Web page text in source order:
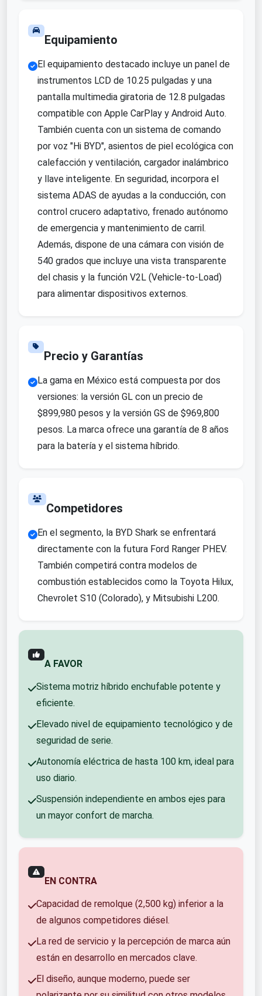
Equipamiento
El equipamiento destacado incluye un panel de
instrumentos LCD de 10.25 pulgadas y una
pantalla multimedia giratoria de 12.8 pulgadas
compatible con Apple CarPlay y Android Auto.
También cuenta con un sistema de comando
por voz "Hi BYD", asientos de piel ecológica con
calefacción y ventilación, cargador inalámbrico
y llave inteligente. En seguridad, incorpora el
sistema ADAS de ayudas a la conducción, con
control crucero adaptativo, frenado autónomo
de emergencia y mantenimiento de carril.
Además, dispone de una cámara con visión de
540 grados que incluye una vista transparente
del chasis y la función V2L (Vehicle-to-Load)
para alimentar dispositivos externos.
Precio y Garantías
La gama en México está compuesta por dos
versiones: la versión GL con un precio de
$899,980 pesos y la versión GS de $969,800
pesos. La marca ofrece una garantía de 8 años
para la batería y el sistema híbrido.
Competidores
En el segmento, la BYD Shark se enfrentará
directamente con la futura Ford Ranger PHEV.
También competirá contra modelos de
combustión establecidos como la Toyota Hilux,
Chevrolet S10 (Colorado), y Mitsubishi L200.
A FAVOR
Sistema motriz híbrido enchufable potente y
eficiente.
Elevado nivel de equipamiento tecnológico y de
seguridad de serie.
Autonomía eléctrica de hasta 100 km, ideal para
uso diario.
Suspensión independiente en ambos ejes para
un mayor confort de marcha.
EN CONTRA
Capacidad de remolque (2,500 kg) inferior a la
de algunos competidores diésel.
La red de servicio y la percepción de marca aún
están en desarrollo en mercados clave.
El diseño, aunque moderno, puede ser